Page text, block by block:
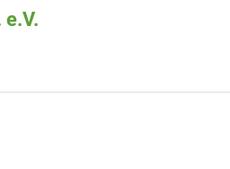
e.V.